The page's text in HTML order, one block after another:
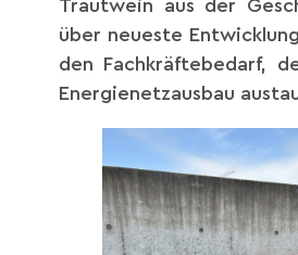
Trautwein aus der
über neueste
den Fachkräftebedarf,
Energienetzausbau